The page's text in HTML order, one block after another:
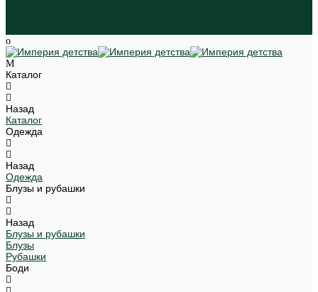
Каталог
Назад
Каталог
Одежда
Назад
Одежда
Блузы и рубашки
Назад
Блузы и рубашки
Блузы
Рубашки
Боди